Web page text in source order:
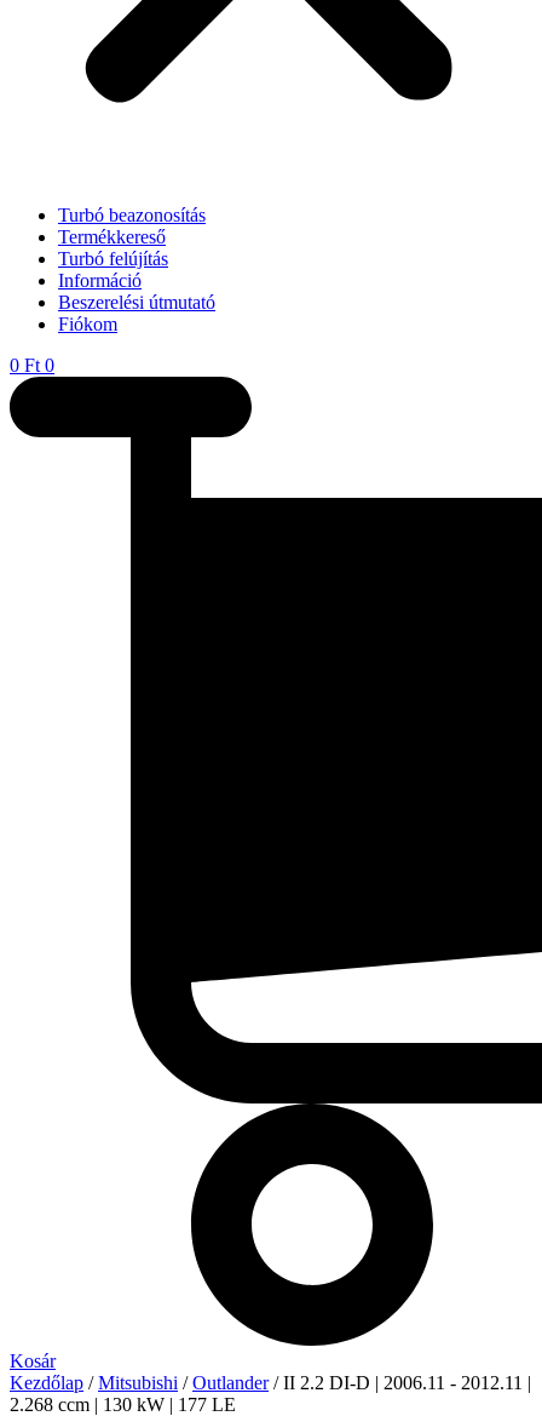
Turbó beazonosítás
Termékkereső
Turbó felújítás
Információ
Beszerelési útmutató
Fiókom
0 Ft 0
Kosár
Kezdőlap /Mitsubishi /Outlander/ II 2.2 DI-D | 2006.11 - 2012.11 |
2.268 ccm | 130 kW | 177 LE